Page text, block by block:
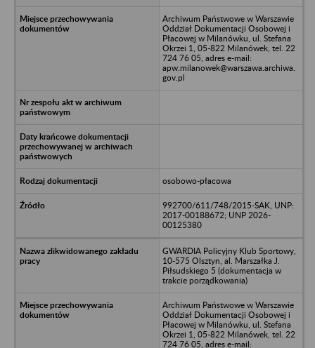
Archiwum Państwowe w Warszawie
Oddział Dokumentacji Osobowej i
Płacowej w Milanówku, ul. Stefana
Okrzei 1, 05-822 Milanówek, tel. 22
724 76 05, adres e-mail:
apw.milanowek@warszawa.archiwa.
gov.pl
osobowo-płacowa
992700/611/748/2015-SAK, UNP:
2017-00188672; UNP 2026-
00125380
GWARDIA Policyjny Klub Sportowy,
10-575 Olsztyn, al. Marszałka J.
Piłsudskiego 5 (dokumentacja w
trakcie porządkowania)
Archiwum Państwowe w Warszawie
Oddział Dokumentacji Osobowej i
Płacowej w Milanówku, ul. Stefana
Okrzei 1, 05-822 Milanówek, tel. 22
724 76 05, adres e-mail: